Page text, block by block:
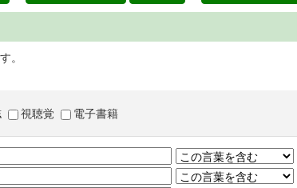
。
視聴覚 電子書籍